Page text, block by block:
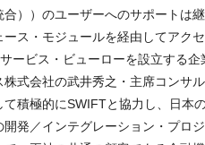
合））のユーザーへのサポートは
ス・モジュールを経由してアク
ービス・ビューローを設立する企
株式会社の武井秀之・主席コンサ
て積極的にSWIFTと協力し、日本
開発／インテグレーション・プロ